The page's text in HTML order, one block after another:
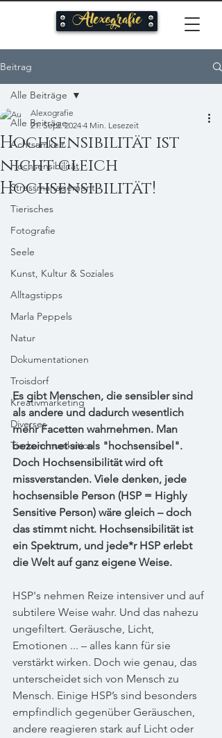
Alexografie
Beitrag
Alle Beiträge
Achtsamkeit
Hochsensibilität
Stressmanagement
Tierisches
Fotografie
Seele
Kunst, Kultur & Soziales
Alltagstipps
Marla Peppels
Natur
Dokumentationen
Troisdorf
Kreativmarketing
Diverses
Tierkommunikation
Alle Beiträge
Hochsensibilität ist
nicht gleich
Hochsensibilität!
Alexografie
21. Sept. 2024 4 Min. Lesezeit
Es gibt Menschen, die sensibler sind
als andere und dadurch wesentlich
mehr Facetten wahrnehmen. Man
bezeichnet sie als "hochsensibel".
Doch Hochsensibilität wird oft
missverstanden. Viele denken, jede
hochsensible Person (HSP = Highly
Sensitive Person) wäre gleich – doch
das stimmt nicht. Hochsensibilität ist
ein Spektrum, und jede*r HSP erlebt
die Welt auf ganz eigene Weise.
HSP's nehmen Reize intensiver und auf
subtilere Weise wahr. Und das nahezu
ungefiltert. Geräusche, Licht,
Emotionen ... – alles kann für sie
verstärkt wirken. Doch wie genau, das
unterscheidet sich von Mensch zu
Mensch. Einige HSP’s sind besonders
empfindlich gegenüber Geräuschen,
andere reagieren stark auf Licht oder